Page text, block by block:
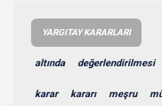
YARGITAY KARARLARI
altında değerlendirilmesi
karar kararı meşru